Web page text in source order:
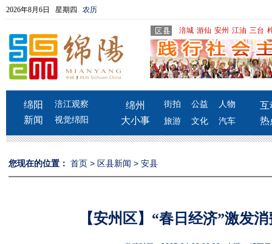
2026年8月6日 星期四 农历
涪城 游仙 安州 江油 三台
绵阳
新闻
涪江观察
视觉绵阳
绵州
大小事
街拍 公益
人物
旅游
文化 汽车
互
热
您现在的位置： 首页 > 区县新闻 > 安县
【安州区】“春日经济”激发